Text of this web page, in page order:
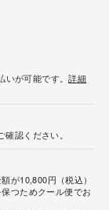
いが可能です。詳細
確認ください。
が10,800円（税込）
つためクール便でお